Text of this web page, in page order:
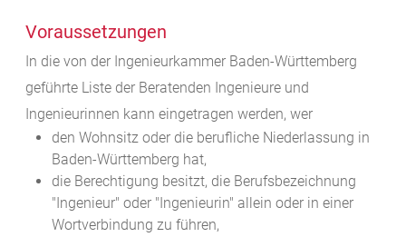
Voraussetzungen
In die von der Ingenieurkammer Baden-Württemberg
geführte Liste der Beratenden Ingenieure und
Ingenieurinnen kann eingetragen werden, wer
den Wohnsitz oder die berufliche Niederlassung in
Baden-Württemberg hat,
die Berechtigung besitzt, die Berufsbezeichnung
"Ingenieur" oder "Ingenieurin" allein oder in einer
Wortverbindung zu führen,